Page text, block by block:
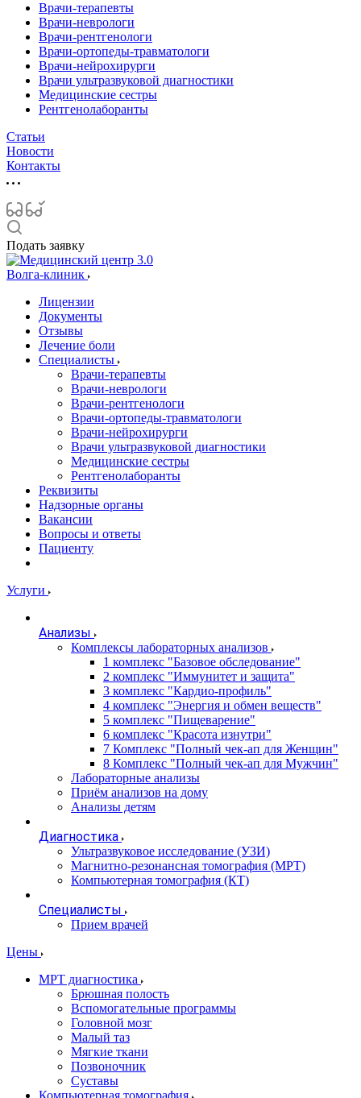
Врачи-терапевты
Врачи-неврологи
Врачи-рентгенологи
Врачи-ортопеды-травматологи
Врачи-нейрохирурги
Врачи ультразвуковой диагностики
Медицинские сестры
Рентгенолаборанты
Статьи
Новости
Контакты
Подать заявку
Волга-клиник
Лицензии
Документы
Отзывы
Лечение боли
Специалисты
Врачи-терапевты
Врачи-неврологи
Врачи-рентгенологи
Врачи-ортопеды-травматологи
Врачи-нейрохирурги
Врачи ультразвуковой диагностики
Медицинские сестры
Рентгенолаборанты
Реквизиты
Надзорные органы
Вакансии
Вопросы и ответы
Пациенту
Услуги
Анализы
Комплексы лабораторных анализов
1 комплекс "Базовое обследование"
2 комплекс "Иммунитет и защита"
3 комплекс "Кардио-профиль"
4 комплекс "Энергия и обмен веществ"
5 комплекс "Пищеварение"
6 комплекс "Красота изнутри"
7 Комплекс "Полный чек-ап для Женщин"
8 Комплекс "Полный чек-ап для Мужчин"
Лабораторные анализы
Приём анализов на дому
Анализы детям
Диагностика
Ультразвуковое исследование (УЗИ)
Магнитно-резонансная томография (МРТ)
Компьютерная томография (КТ)
Специалисты
Прием врачей
Цены
МРТ диагностика
Брюшная полость
Вспомогательные программы
Головной мозг
Малый таз
Мягкие ткани
Позвоночник
Суставы
Компьютерная томография